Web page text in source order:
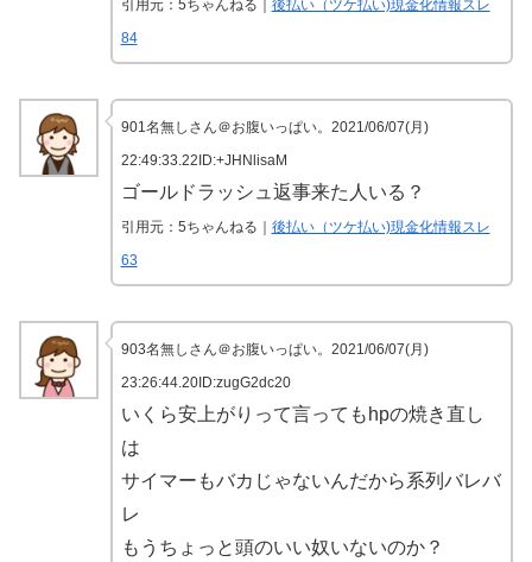
引用元：5ちゃんねる｜ 後払い（ツケ払い)現金化情報スレ
84
901名無しさん＠お腹いっぱい。2021/06/07(月)
22:49:33.22ID:+JHNlisaM
ゴールドラッシュ返事来た人いる？
引用元：5ちゃんねる｜ 後払い（ツケ払い)現金化情報スレ
63
903名無しさん＠お腹いっぱい。2021/06/07(月)
23:26:44.20ID:zugG2dc20
いくら安上がりって言ってもhpの焼き直し
は
サイマーもバカじゃないんだから系列バレバ
レ
もうちょっと頭のいい奴いないのか？